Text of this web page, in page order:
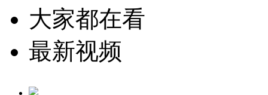
大家都在看
最新视频